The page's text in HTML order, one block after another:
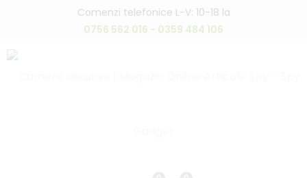
Comenzi telefonice L-V: 10-18 la
0756 562 016 - 0359 484 106